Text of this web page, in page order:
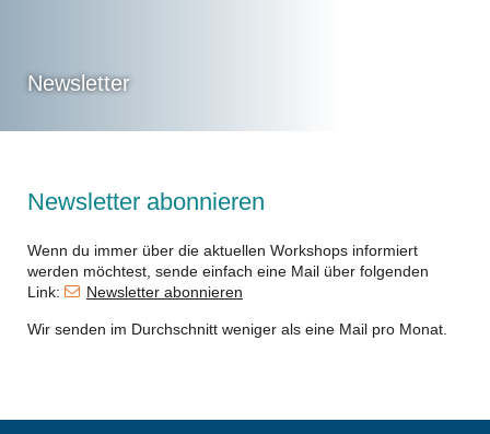
Newsletter
Newsletter abonnieren
Wenn du immer über die aktuellen Workshops informiert
werden möchtest, sende einfach eine Mail über folgenden
Link:
Newsletter abonnieren
Wir senden im Durchschnitt weniger als eine Mail pro Monat.